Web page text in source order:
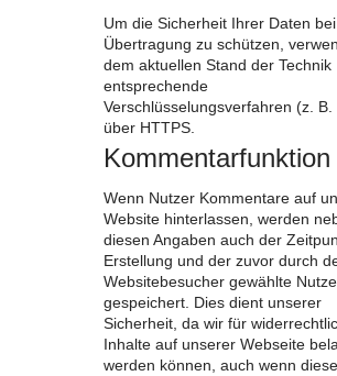
Um die Sicherheit Ihrer Daten
Übertragung zu schützen,
dem aktuellen Stand der Technik
entsprechende
Verschlüsselungsverfahren (z. B.
über HTTPS.
Kommentarfunktion
Wenn Nutzer Kommentare auf
Website hinterlassen, werden
diesen Angaben auch der
Erstellung und der zuvor durch
Websitebesucher gewählte
gespeichert. Dies dient unserer
Sicherheit, da wir für
Inhalte auf unserer Webseite
werden können, auch wenn